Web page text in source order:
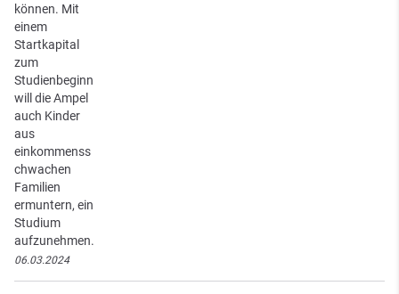
können. Mit
einem
Startkapital
zum
Studienbeginn
will die Ampel
auch Kinder
aus
einkommenss
chwachen
Familien
ermuntern, ein
Studium
aufzunehmen.
06.03.2024